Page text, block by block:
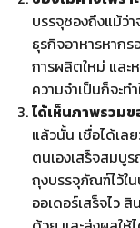
บรรจุซองถึงแม้ว่
ธุรกิจอาหารหาก
การผลิตใหม่ และ
ความจำเป็นก็จะ
ได้เห็นภาพรวม
แล้วนั้น เชื่อได้เล
ตนเองเสร็จสมบู
ถุงบรรจุภัณฑ์ไว้ใ
ออเดอร์เสร็จไว